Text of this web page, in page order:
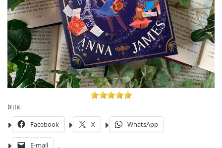
Delen:
Facebook X WhatsApp
E-mail